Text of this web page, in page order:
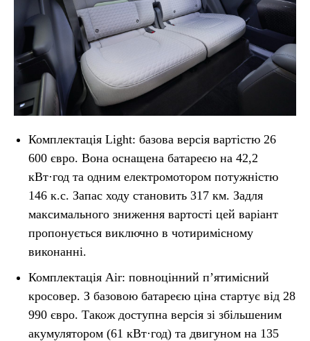
Комплектація Light: базова версія вартістю 26
600 євро. Вона оснащена батареєю на 42,2
кВт·год та одним електромотором потужністю
146 к.с. Запас ходу становить 317 км. Задля
максимального зниження вартості цей варіант
пропонується виключно в чотиримісному
виконанні.
Комплектація Air: повноцінний п’ятимісний
кросовер. З базовою батареєю ціна стартує від 28
990 євро. Також доступна версія зі збільшеним
акумулятором (61 кВт·год) та двигуном на 135